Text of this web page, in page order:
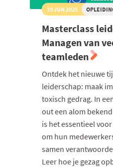
19 JUN 2025
Masterclass
Managen van
teamleden
Ontdek het nieuwe
leiderschap: maak
toxisch gedrag. In
out een alom
is het essentieel
om hun
samen
Leer hoe je gezag